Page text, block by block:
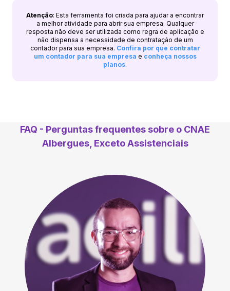
Atenção: Esta ferramenta foi criada para ajudar a encontrar
a melhor atividade para abrir sua empresa. Qualquer
resposta não deve ser utilizada como regra de aplicação e
não dispensa a necessidade de contratação de um
contador para sua empresa. Confira por que contratar
um contador para sua empresa e conheça nossos
planos.
FAQ - Perguntas frequentes sobre o CNAE
Albergues, Exceto Assistenciais